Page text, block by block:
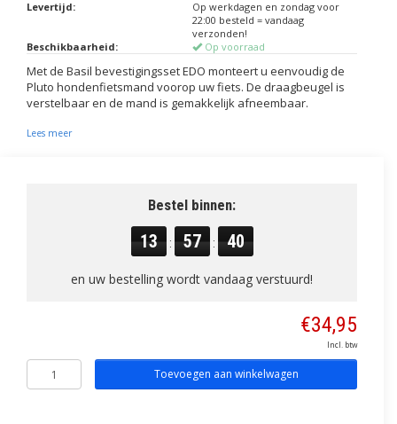
Levertijd:
Op werkdagen en zondag voor
22:00 besteld = vandaag
verzonden!
Beschikbaarheid:
Op voorraad
Met de Basil bevestigingsset EDO monteert u eenvoudig de
Pluto hondenfietsmand voorop uw fiets. De draagbeugel is
verstelbaar en de mand is gemakkelijk afneembaar.
Lees meer
Bestel binnen:
13 : 57 : 40
en uw bestelling wordt vandaag verstuurd!
€34,95
Incl. btw
Toevoegen aan winkelwagen